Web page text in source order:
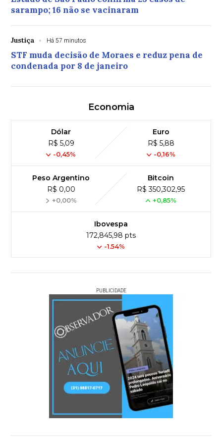
sarampo; 16 não se vacinaram
Justiça Há 57 minutos
STF muda decisão de Moraes e reduz pena de
condenada por 8 de janeiro
Economia
Dólar
R$ 5,09
-0,45%
Euro
R$ 5,88
-0,16%
Peso Argentino
R$ 0,00
+0,00%
Bitcoin
R$ 350,302,95
+0,85%
Ibovespa
172,845,98 pts
-1.54%
PUBLICIDADE